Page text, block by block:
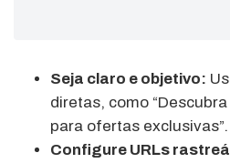
Seja claro e objetivo:
diretas, como
para ofertas exclusivas”.
Configure URLs